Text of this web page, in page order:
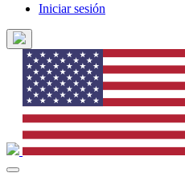
Iniciar sesión